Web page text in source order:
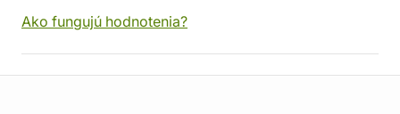
Ako fungujú hodnotenia?